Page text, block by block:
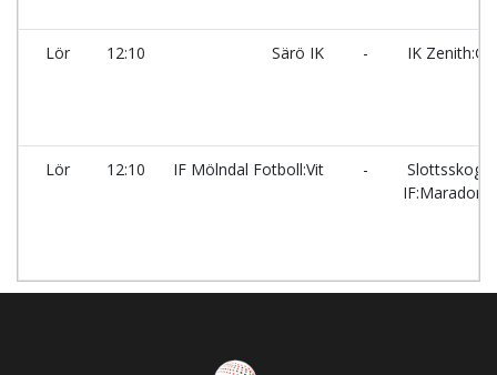
Lör 12:10 Särö IK - IK
Lör 12:10 IF Mölndal Fotboll:Vit -
IF:Maradona